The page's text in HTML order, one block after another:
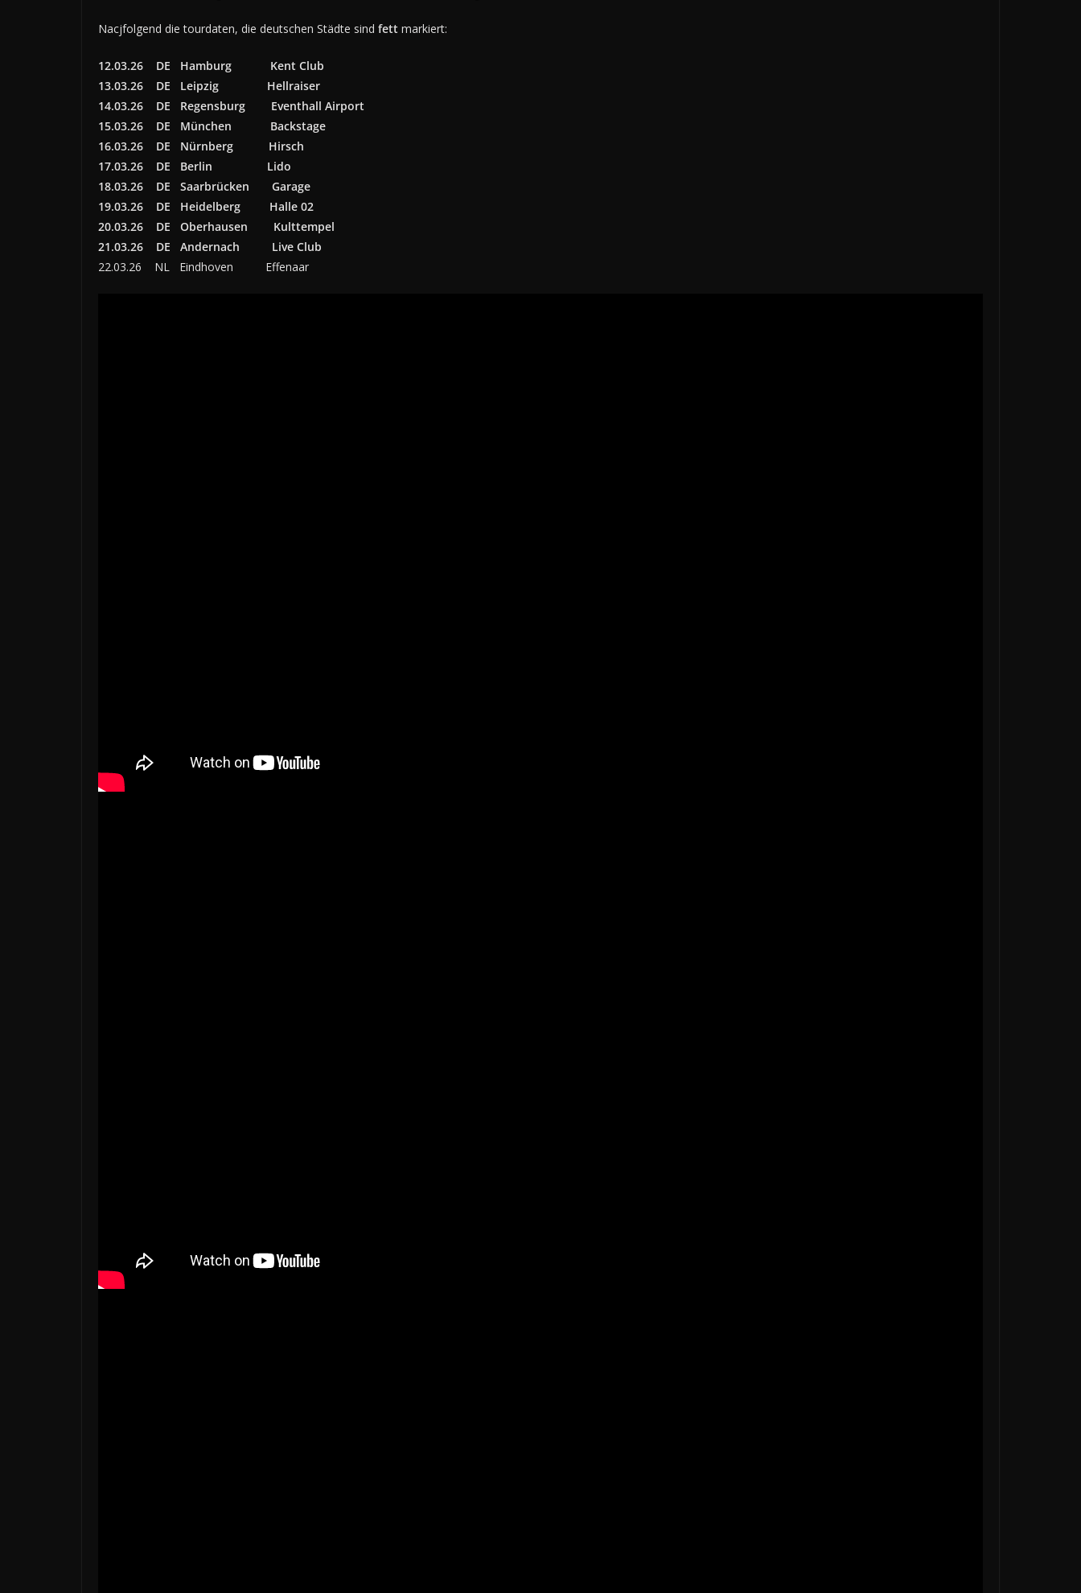
Nacjfolgend die tourdaten, die deutschen Städte sind fett markiert:
12.03.26 DE Hamburg Kent Club
13.03.26 DE Leipzig Hellraiser
14.03.26 DE Regensburg Eventhall Airport
15.03.26 DE München Backstage
16.03.26 DE Nürnberg Hirsch
17.03.26 DE Berlin Lido
18.03.26 DE Saarbrücken Garage
19.03.26 DE Heidelberg Halle 02
20.03.26 DE Oberhausen Kulttempel
21.03.26 DE Andernach Live Club
22.03.26 NL Eindhoven Effenaar